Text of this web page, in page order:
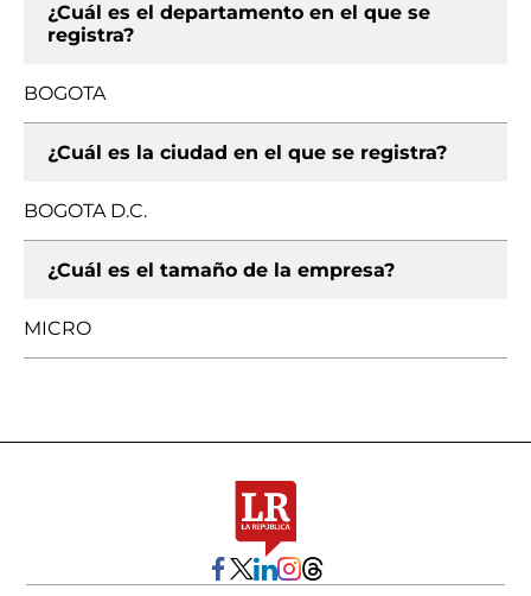
¿Cuál es el departamento en el que se
registra?
BOGOTA
¿Cuál es la ciudad en el que se registra?
BOGOTA D.C.
¿Cuál es el tamaño de la empresa?
MICRO